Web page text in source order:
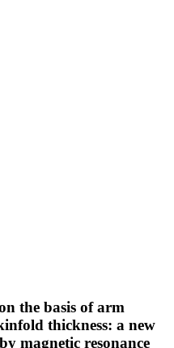
the basis of arm
thickness: a new
magnetic resonance